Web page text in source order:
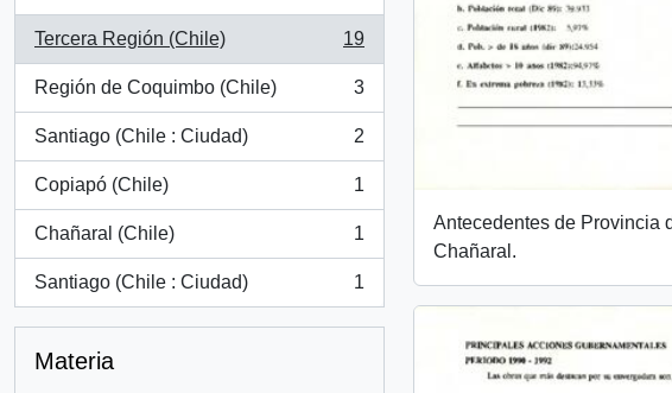
Tercera Región (Chile)
, 19 resultados
19
Región de Coquimbo (Chile)
, 3 resultados
3
Santiago (Chile : Ciudad)
, 2 resultados
2
Copiapó (Chile)
, 1 resultados
1
Chañaral (Chile)
, 1 resultados
1
Santiago (Chile : Ciudad)
, 1 resultados
1
Materia
Antecedentes de Provincia
Chañaral.